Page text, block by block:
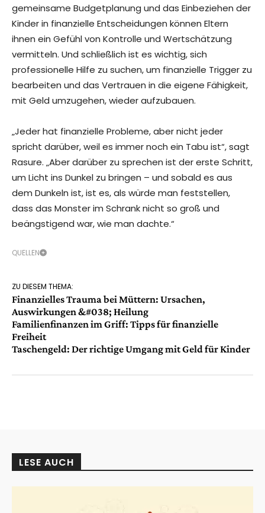
gemeinsame Budgetplanung und das Einbeziehen der
Kinder in finanzielle Entscheidungen können Eltern
ihnen ein Gefühl von Kontrolle und Wertschätzung
vermitteln. Und schließlich ist es wichtig, sich
professionelle Hilfe zu suchen, um finanzielle Trigger zu
bearbeiten und das Vertrauen in die eigene Fähigkeit,
mit Geld umzugehen, wieder aufzubauen.
„Jeder hat finanzielle Probleme, aber nicht jeder
spricht darüber, weil es immer noch ein Tabu ist“, sagt
Rasure. „Aber darüber zu sprechen ist der erste Schritt,
um Licht ins Dunkel zu bringen – und sobald es aus
dem Dunkeln ist, ist es, als würde man feststellen,
dass das Monster im Schrank nicht so groß und
beängstigend war, wie man dachte.“
QUELLEN
ZU DIESEM THEMA:
Finanzielles Trauma bei Müttern: Ursachen,
Auswirkungen &#038; Heilung
Familienfinanzen im Griff: Tipps für finanzielle
Freiheit
Taschengeld: Der richtige Umgang mit Geld für Kinder
LESE AUCH